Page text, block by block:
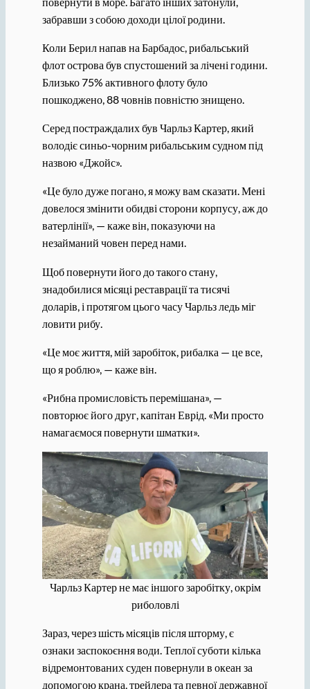
забравши з собою доходи цілої родини.
Коли Берил напав на Барбадос, рибальський
флот острова був спустошений за лічені години.
Близько 75% активного флоту було
пошкоджено, 88 човнів повністю знищено.
Серед постраждалих був Чарльз Картер, який
володіє синьо-чорним рибальським судном під
назвою «Джойс».
«Це було дуже погано, я можу вам сказати. Мені
довелося змінити обидві сторони корпусу, аж до
ватерлінії», — каже він, показуючи на
незайманий човен перед нами.
Щоб повернути його до такого стану,
знадобилися місяці реставрації та тисячі
доларів, і протягом цього часу Чарльз ледь міг
ловити рибу.
«Це моє життя, мій заробіток, рибалка — це все,
що я роблю», — каже він.
«Рибна промисловість перемішана», —
повторює його друг, капітан Еврід. «Ми просто
намагаємося повернути шматки».
Чарльз Картер не має іншого заробітку, окрім
риболовлі
Зараз, через шість місяців після шторму, є
ознаки заспокоєння води. Теплої суботи кілька
відремонтованих суден повернули в океан за
допомогою крана, трейлера та певної державної